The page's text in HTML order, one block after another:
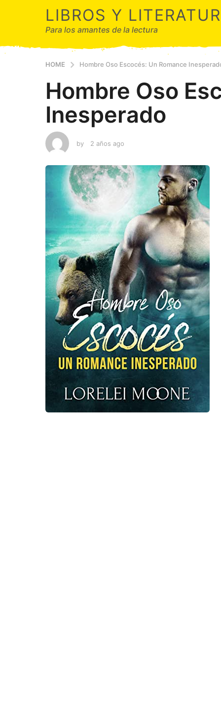
LIBROS Y
Para los amantes de la lectura
HOME Hombre Oso Escocés: Un Romance
Hombre Oso
Inesperado
by 2 años ago
o
s
a